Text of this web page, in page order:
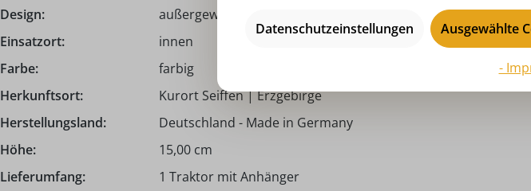
Design:
außergewöhnlich
Einsatzort:
innen
Farbe:
farbig
Herkunftsort:
Kurort Seiffen | Erzgebirge
Herstellungsland:
Deutschland - Made in Germany
Höhe:
15,00 cm
Lieferumfang:
1 Traktor mit Anhänger
Datenschutzeinstellungen Ausgewählte
-